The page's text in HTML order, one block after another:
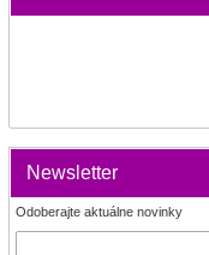
Newsletter
Odoberajte aktuálne novinky